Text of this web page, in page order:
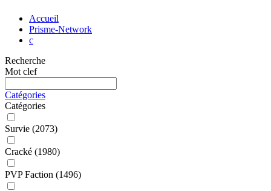
Accueil
Prisme-Network
c
Recherche
Mot clef
Catégories
Catégories
Survie (2073)
Cracké (1980)
PVP Faction (1496)